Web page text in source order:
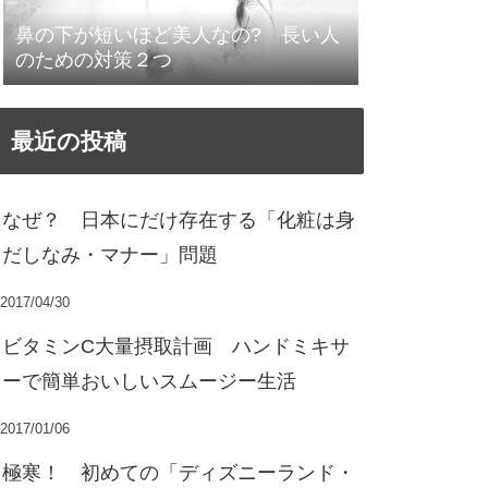
鼻の下が短いほど美人なの? 長い人
のための対策２つ
最近の投稿
なぜ？ 日本にだけ存在する「化粧は身
だしなみ・マナー」問題
2017/04/30
ビタミンC大量摂取計画 ハンドミキサ
ーで簡単おいしいスムージー生活
2017/01/06
極寒！ 初めての「ディズニーランド・